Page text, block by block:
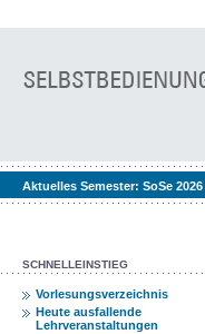
Aktuelles Semester: SoSe 2026
SCHNELLEINSTIEG
Vorlesungsverzeichnis
Heute ausfallende
Lehrveranstaltungen